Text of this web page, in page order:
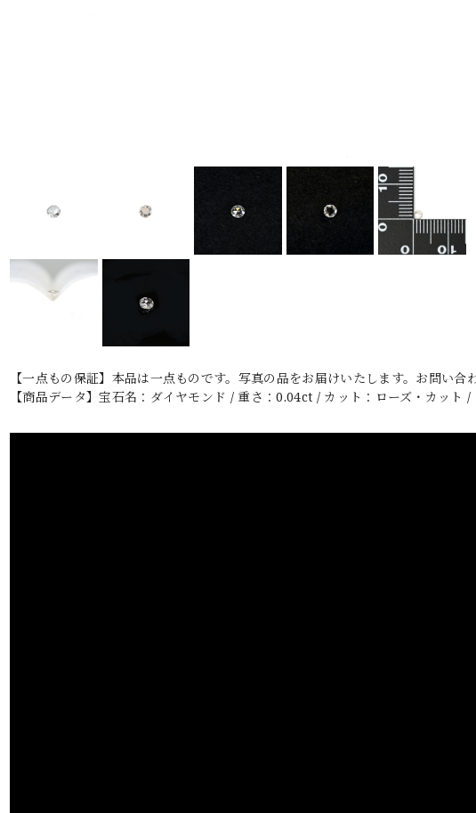
【一点もの保証】本品は一点ものです。写真の品をお届けいたします。お問い
【商品データ】宝石名：ダイヤモンド / 重さ：0.04ct / カット：ローズ・カット